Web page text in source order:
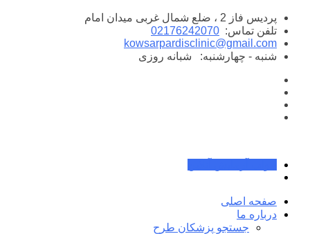
پرش
محتوا
پردیس فاز 2 ، ضلع شمال غربی میدان امام
تلفن تماس: 02176242070
kowsarpardisclinic@gmail.com
شنبه - چهارشنبه:
شبانه روزی
صفحه اصلی
درباره ما
جستجو پزشکان طرح